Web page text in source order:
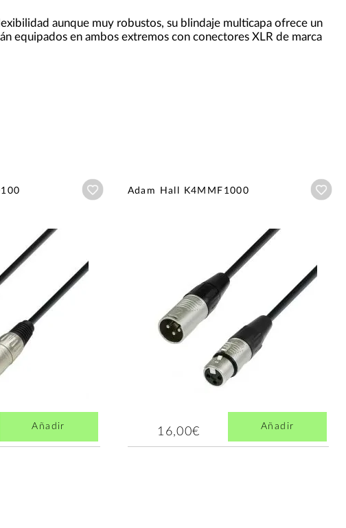
aunque muy robustos, su blindaje multicapa ofrece un
equipados en ambos extremos con conectores XLR de marca
Añadir a wishlist
Añadir
Adam Hall K4MMF1000
16,00€ Añadir